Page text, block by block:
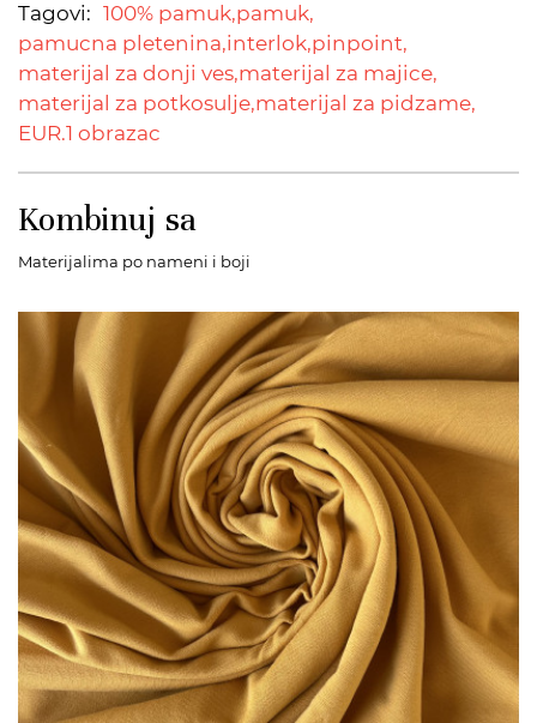
Tagovi: 100% pamuk,pamuk,
pamucna pletenina,interlok,pinpoint,
materijal za donji ves,materijal za majice,
materijal za potkosulje,materijal za pidzame,
EUR.1 obrazac
Kombinuj sa
Materijalima po nameni i boji